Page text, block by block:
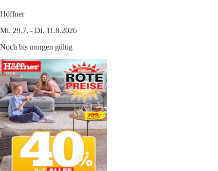
Höffner
Mi. 29.7. - Di. 11.8.2026
Noch bis morgen gültig